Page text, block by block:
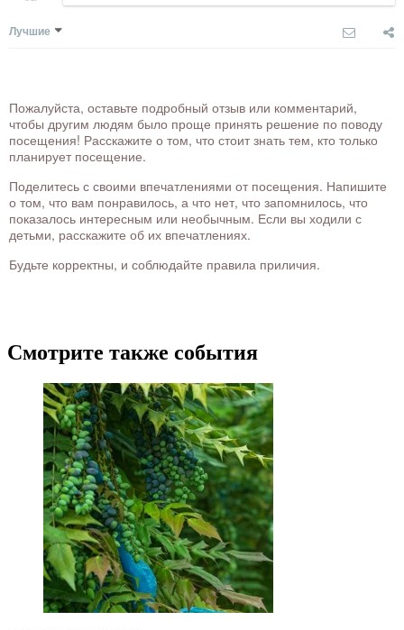
Лучшие
Пожалуйста, оставьте подробный отзыв или комментарий,
чтобы другим людям было проще принять решение по поводу
посещения! Расскажите о том, что стоит знать тем, кто только
планирует посещение.
Поделитесь с своими впечатлениями от посещения. Напишите
о том, что вам понравилось, а что нет, что запомнилось, что
показалось интересным или необычным. Если вы ходили с
детьми, расскажите об их впечатлениях.
Будьте корректны, и соблюдайте правила приличия.
Смотрите также события